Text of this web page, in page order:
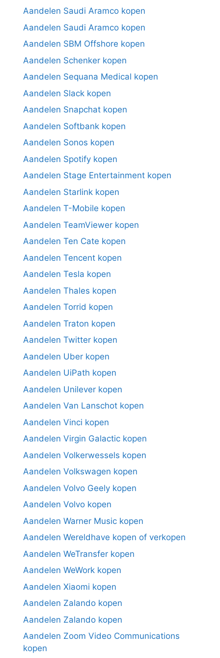
Aandelen Saudi Aramco kopen
Aandelen Saudi Aramco kopen
Aandelen SBM Offshore kopen
Aandelen Schenker kopen
Aandelen Sequana Medical kopen
Aandelen Slack kopen
Aandelen Snapchat kopen
Aandelen Softbank kopen
Aandelen Sonos kopen
Aandelen Spotify kopen
Aandelen Stage Entertainment kopen
Aandelen Starlink kopen
Aandelen T-Mobile kopen
Aandelen TeamViewer kopen
Aandelen Ten Cate kopen
Aandelen Tencent kopen
Aandelen Tesla kopen
Aandelen Thales kopen
Aandelen Torrid kopen
Aandelen Traton kopen
Aandelen Twitter kopen
Aandelen Uber kopen
Aandelen UiPath kopen
Aandelen Unilever kopen
Aandelen Van Lanschot kopen
Aandelen Vinci kopen
Aandelen Virgin Galactic kopen
Aandelen Volkerwessels kopen
Aandelen Volkswagen kopen
Aandelen Volvo Geely kopen
Aandelen Volvo kopen
Aandelen Warner Music kopen
Aandelen Wereldhave kopen of verkopen
Aandelen WeTransfer kopen
Aandelen WeWork kopen
Aandelen Xiaomi kopen
Aandelen Zalando kopen
Aandelen Zalando kopen
Aandelen Zoom Video Communications
kopen